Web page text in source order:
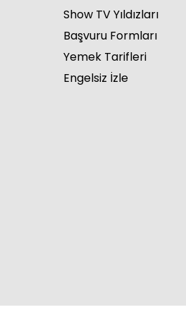
Ramo 30. Bölüm
Show TV Yıldızları
Başvuru Formları
Yemek Tarifleri
Engelsiz İzle